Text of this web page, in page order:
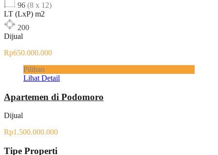
96 (8 x 12)
LT (LxP) m2
200
Dijual
Rp650.000.000
Pilihan
Lihat Detail
Apartemen di Podomoro
Dijual
Rp1.500.000.000
Tipe Properti